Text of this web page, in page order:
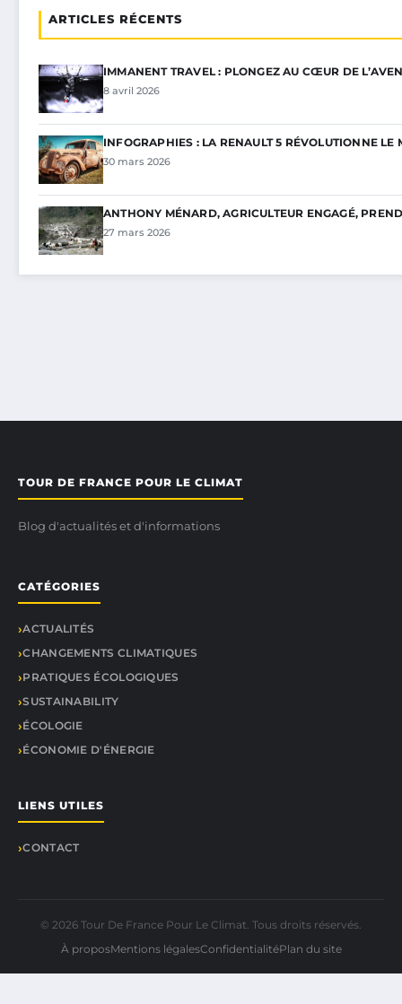
ARTICLES RÉCENTS
IMMANENT TRAVEL : PLONGEZ AU CŒUR DE
8 avril 2026
INFOGRAPHIES : LA RENAULT 5 RÉVOLUTIONNE LE
30 mars 2026
ANTHONY MÉNARD, AGRICULTEUR ENGAGÉ,
27 mars 2026
TOUR DE FRANCE POUR LE CLIMAT
Blog d'actualités et d'informations
CATÉGORIES
ACTUALITÉS
CHANGEMENTS CLIMATIQUES
PRATIQUES ÉCOLOGIQUES
SUSTAINABILITY
ÉCOLOGIE
ÉCONOMIE D'ÉNERGIE
LIENS UTILES
CONTACT
© 2026 Tour De France Pour Le Climat. Tous droits réservés.
À proposMentions légalesConfidentialitéPlan du site